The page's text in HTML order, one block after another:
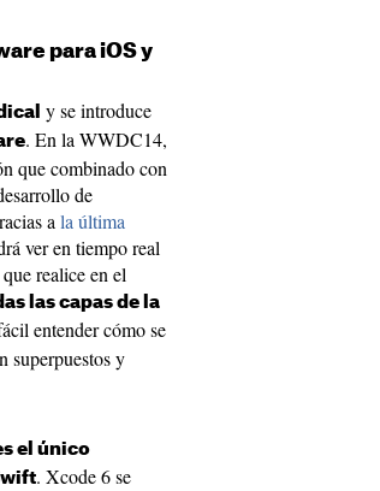
para iOS y
y se introduce
. En la WWDC14,
que combinado con
de
a la última
ver en tiempo real
realice en el
las capas de la
entender cómo se
superpuestos y
el único
. Xcode 6 se